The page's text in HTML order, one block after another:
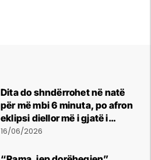
Dita do shndërrohet në natë
për më mbi 6 minuta, po afron
eklipsi diellor më i gjatë i
shekullit të 21-të
16/06/2026